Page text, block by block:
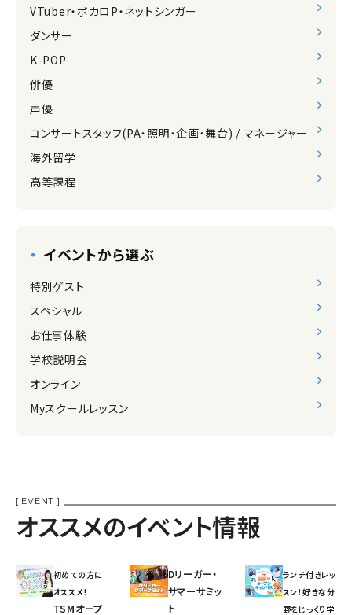
VTuber・ボカロP・ネットシンガー
ダンサー
K-POP
俳優
声優
コンサートスタッフ(PA・照明・企画・舞台) / マネージャー
海外留学
高等課程
イベントから選ぶ
特別ゲスト
スペシャル
お仕事体験
学校説明会
オンライン
Myスクールレッスン
[ EVENT ]
オススメのイベント情報
初めての方に
オススメ!
TSMオープ
Dリーガー・
サマーサミッ
ト
ランチ付きレッ
スン！好きな分
野をじっくり学